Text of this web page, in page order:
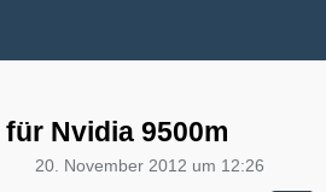
Nvidia 9500m
20. November 2012 um 12:26